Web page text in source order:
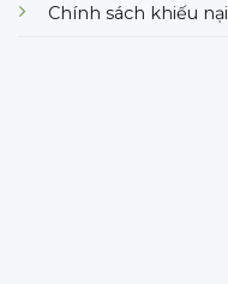
Chính sách khiếu nại